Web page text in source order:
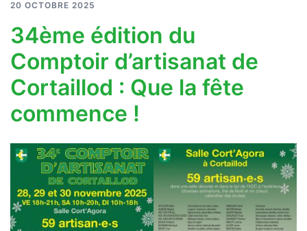
20 OCTOBRE 2025
34ème édition du
Comptoir d’artisanat de
Cortaillod : Que la fête
commence !